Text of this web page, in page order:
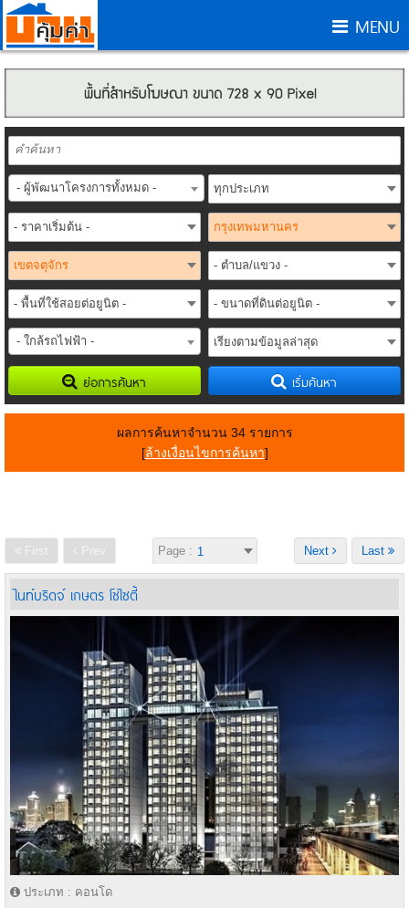
MENU
- ผู้พัฒนาโครงการทั้งหมด -
- ใกล้รถไฟฟ้า -
ย่อการค้นหา เริ่มค้นหา
ผลการค้นหาจำนวน 34 รายการ
[ล้างเงื่อนไขการค้นหา]
First Prev Page : Last
Next
ไนท์บริดจ์ เกษตร โซไซตี้
ประเภท : คอนโด